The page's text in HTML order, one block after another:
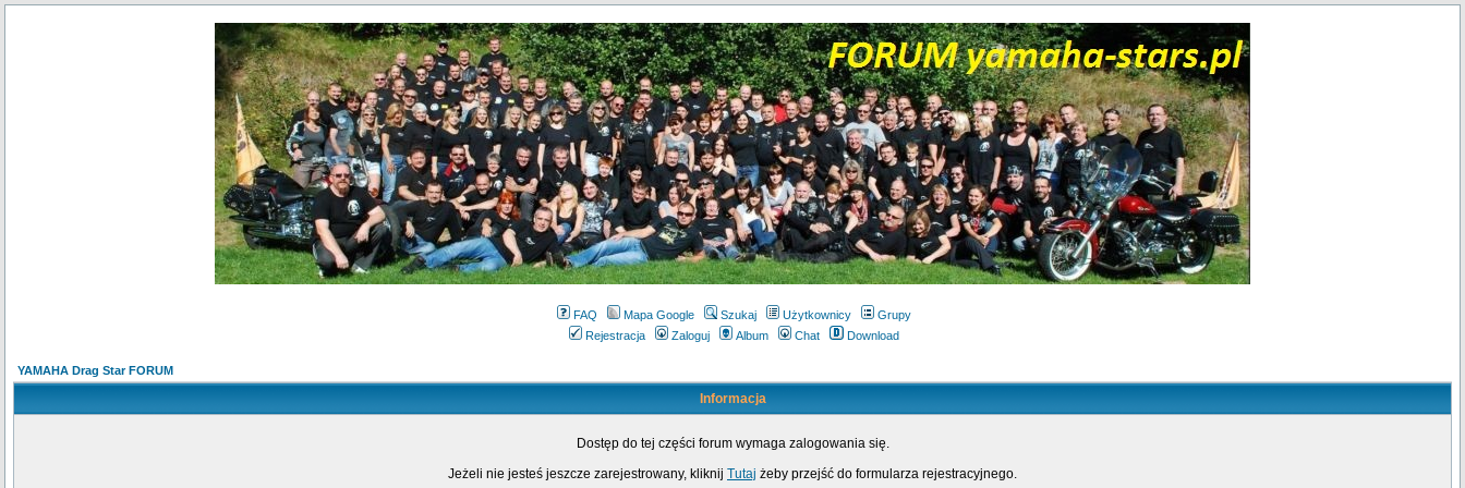
FAQ Mapa Google Szukaj Użytkownicy
Grupy
Rejestracja
Zaloguj Album Chat Download
YAMAHA Drag Star FORUM
Informacja
Dostęp do tej części forum wymaga zalogowania się.
Jeżeli nie jesteś jeszcze zarejestrowany, kliknij Tutaj żeby przejść do formularza rejestracyjnego.